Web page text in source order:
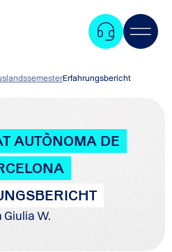
Erfahrungsbericht
AUTÒNOMA DE
Giulia W.